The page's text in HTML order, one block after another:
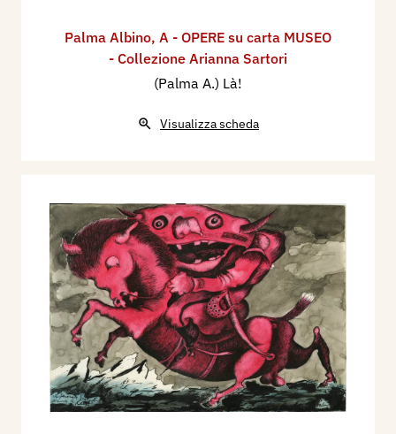
Palma Albino, A - OPERE su carta MUSEO
- Collezione Arianna Sartori
(Palma A.) Là!
Visualizza scheda